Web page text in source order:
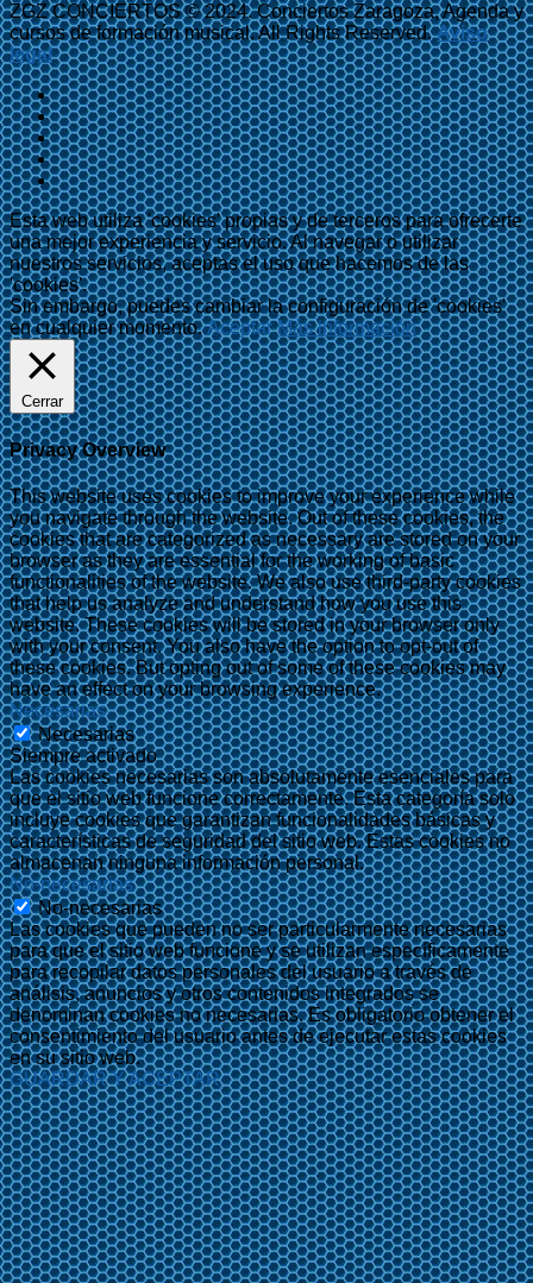
ZGZ CONCIERTOS © 2024. Conciertos Zaragoza, Agenda y
cursos de formación musical. All Rights Reserved.Aviso
legal
Esta web utiliza 'cookies' propias y de terceros para ofrecerte
una mejor experiencia y servicio. Al navegar o utilizar
nuestros servicios, aceptas el uso que hacemos de las
'cookies'.
Sin embargo, puedes cambiar la configuración de 'cookies'
en cualquier momento.Aceptar Más información
Cerrar
Privacy Overview
This website uses cookies to improve your experience while
you navigate through the website. Out of these cookies, the
cookies that are categorized as necessary are stored on your
browser as they are essential for the working of basic
functionalities of the website. We also use third-party cookies
that help us analyze and understand how you use this
website. These cookies will be stored in your browser only
with your consent. You also have the option to opt-out of
these cookies. But opting out of some of these cookies may
have an effect on your browsing experience.
Necesarias
Necesarias
Siempre activado
Las cookies necesarias son absolutamente esenciales para
que el sitio web funcione correctamente. Esta categoría solo
incluye cookies que garantizan funcionalidades básicas y
características de seguridad del sitio web. Estas cookies no
almacenan ninguna información personal.
No-necesarias
No-necesarias
Las cookies que pueden no ser particularmente necesarias
para que el sitio web funcione y se utilizan específicamente
para recopilar datos personales del usuario a través de
análisis, anuncios y otros contenidos integrados se
denominan cookies no necesarias. Es obligatorio obtener el
consentimiento del usuario antes de ejecutar estas cookies
en su sitio web.
GUARDAR Y ACEPTAR